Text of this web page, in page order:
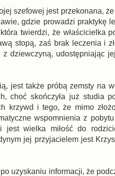
szefowej jest przekonana,
gdzie prowadzi praktykę
twierdzi, że właścicielka
stopą, zaś brak leczenia i
dziewczyną, udostępniając
jest także próbą zemsty na
choć skończyła już studia
krzywd i tego, że mimo
wspomnienia z
jest wielka miłość do
jej przyjacielem jest
uzyskaniu informacji, że